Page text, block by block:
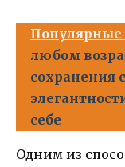
Популярные
любом
сохранения
себе
Одним из